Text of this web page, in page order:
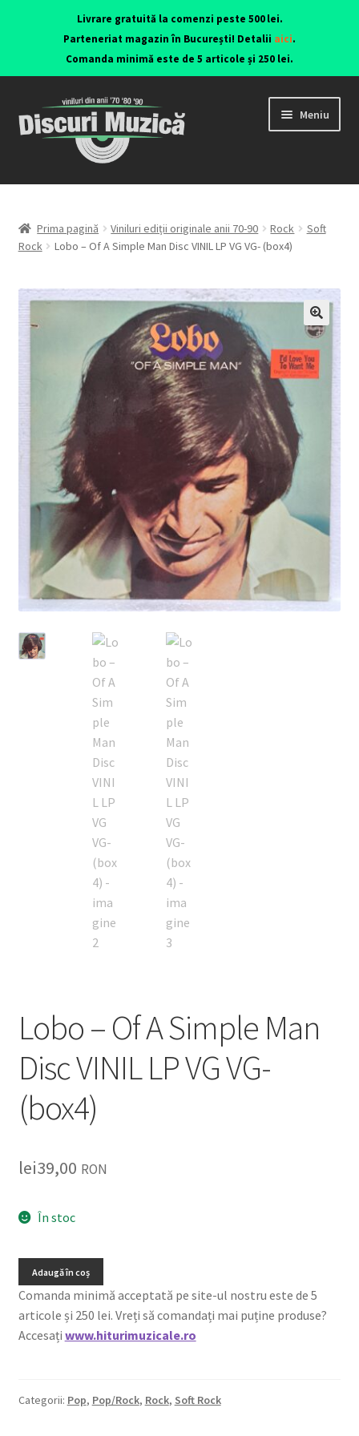
Livrare gratuită la comenzi peste 500 lei.
Parteneriat magazin în București! Detalii aici.
Comanda minimă este de 5 articole și 250 lei.
Meniu
Viniluri ediții originale anii 70-90
CD-uri originale
Echipamente
Listă produse
Oferta lunii
Contul meu
Blog
lei0,00
Prima pagină Viniluri ediții originale anii 70-90 Rock
Soft
Rock
Lobo – Of A Simple Man Disc VINIL LP VG VG- (box4)
🔍
Lobo – Of A Simple Man
Disc VINIL LP VG VG-
(box4)
lei39,00 RON
În stoc
Adaugă în coș
Comanda minimă acceptată pe site-ul nostru este de 5
articole și 250 lei. Vreți să comandați mai puține produse?
Accesați www.hiturimuzicale.ro
Categorii: Pop, Pop/Rock, Rock, Soft Rock